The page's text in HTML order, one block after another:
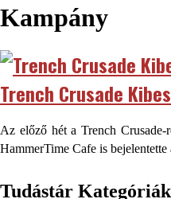
Kampány
Trench Crusade
Az előző hét a Trench
HammerTime Cafe is
Tudástár Kategóriák